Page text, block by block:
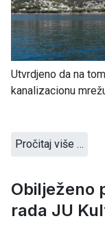
Utvrdjeno da na
kanalizacionu
Pročitaj više …
Obilježeno
rada JU